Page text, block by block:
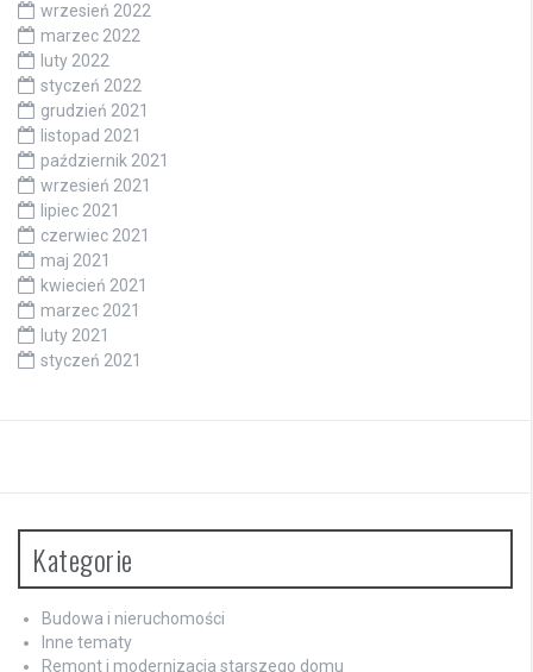
wrzesień 2022
marzec 2022
luty 2022
styczeń 2022
grudzień 2021
listopad 2021
październik 2021
wrzesień 2021
lipiec 2021
czerwiec 2021
maj 2021
kwiecień 2021
marzec 2021
luty 2021
styczeń 2021
Kategorie
Budowa i nieruchomości
Inne tematy
Remont i modernizacja starszego domu